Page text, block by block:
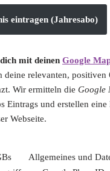
eintragen (Jahresabo)
mit deinen Google
relevanten, positiven
Wir ermitteln die Google
Eintrags und erstellen eine
Webseite.
Allgemeines und